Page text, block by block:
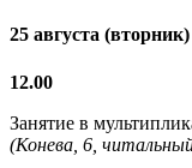
25 августа (вторник)
12.00
Занятие в
(Конева, 6,